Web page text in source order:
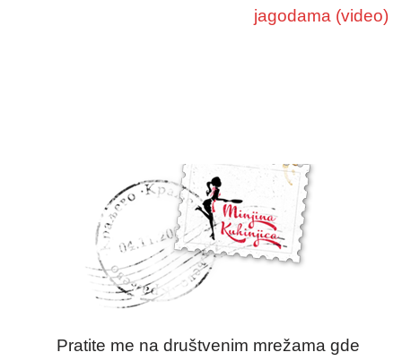
jagodama (video)
Pratite me na društvenim mrežama gde